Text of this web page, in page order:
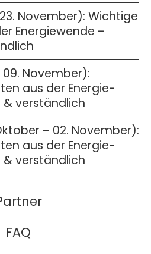
November): Wichtige
Energie­wende –
November):
aus der Energie­
verständlich
– 02. November):
aus der Energie­
verständlich
FAQ